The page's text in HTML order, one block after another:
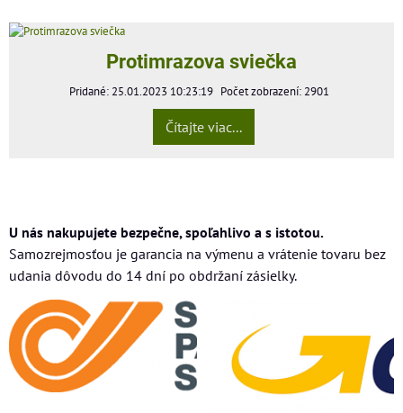
Protimrazova sviečka
Pridané: 25.01.2023 10:23:19 Počet zobrazení: 2901
Čítajte viac...
U nás nakupujete bezpečne, spoľahlivo a s istotou.
Samozrejmosťou je garancia na výmenu a vrátenie tovaru bez
udania dôvodu do 14 dní po obdržaní zásielky.